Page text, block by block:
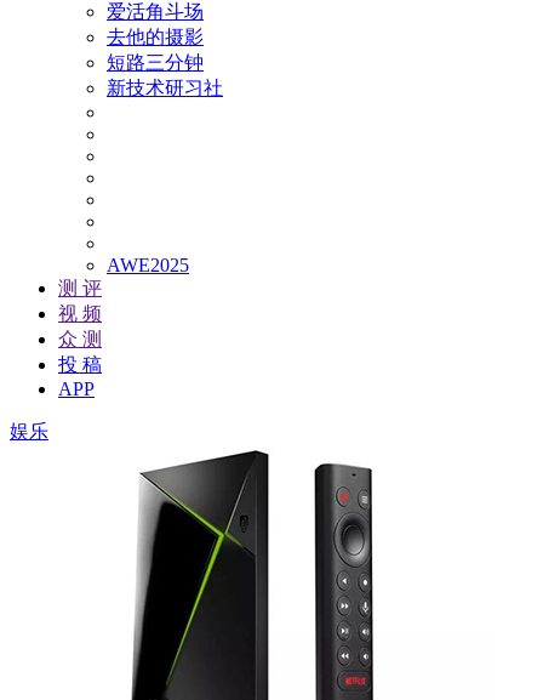
爱活角斗场
去他的摄影
短路三分钟
新技术研习社
AWE2025
测 评
视 频
众 测
投 稿
APP
娱乐